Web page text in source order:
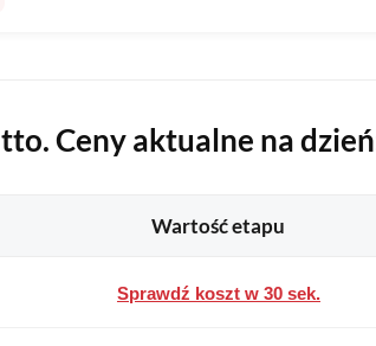
Ceny aktualne na
Wartość etapu
Sprawdź koszt w 30 sek.